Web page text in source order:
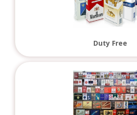
Duty Free